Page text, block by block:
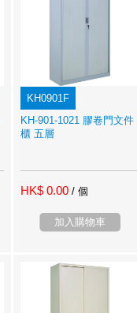
KH0901F
KH-901-1021 膠卷門文件
櫃 五層
HK$ 0.00 / 個
加入購物車